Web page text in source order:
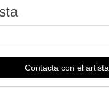
Contacta con el artista